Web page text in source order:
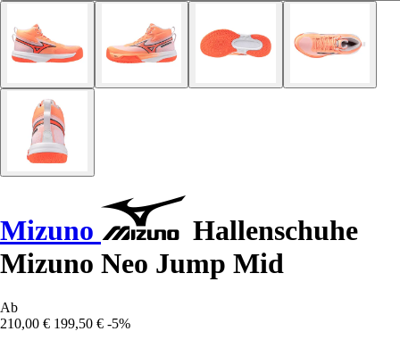
Mizuno
Hallenschuhe
Mizuno Neo Jump Mid
Ab
210,00 € 199,50 € -5%